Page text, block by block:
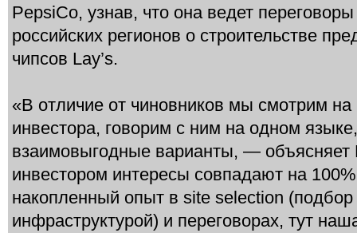
PepsiCo, узнав, что она ведет
российских регионов о строительстве
чипсов Lay’s.
«В отличие от чиновников мы смотрим на
инвестора, говорим с ним на одном
взаимовыгодные варианты, —
инвестором интересы совпадают на
накопленный опыт в site selection (подбор
инфраструктурой) и переговорах, тут